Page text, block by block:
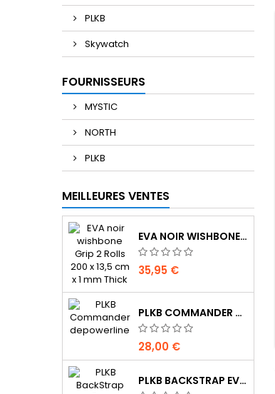
PLKB
Skywatch
FOURNISSEURS
MYSTIC
NORTH
PLKB
MEILLEURES VENTES
EVA NOIR WISHBONE GRIP 2 ROLLS 200 X 13,5 CM X 1 MM THICK
35,95 €
PLKB COMMANDER DEPOWERLINE
28,00 €
PLKB BACKSTRAP EVO